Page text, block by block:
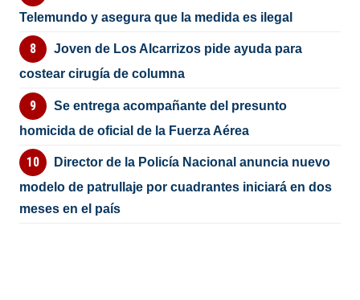
Telemundo y asegura que la medida es ilegal
Joven de Los Alcarrizos pide ayuda para
costear cirugía de columna
Se entrega acompañante del presunto
homicida de oficial de la Fuerza Aérea
Director de la Policía Nacional anuncia nuevo
modelo de patrullaje por cuadrantes iniciará en dos
meses en el país